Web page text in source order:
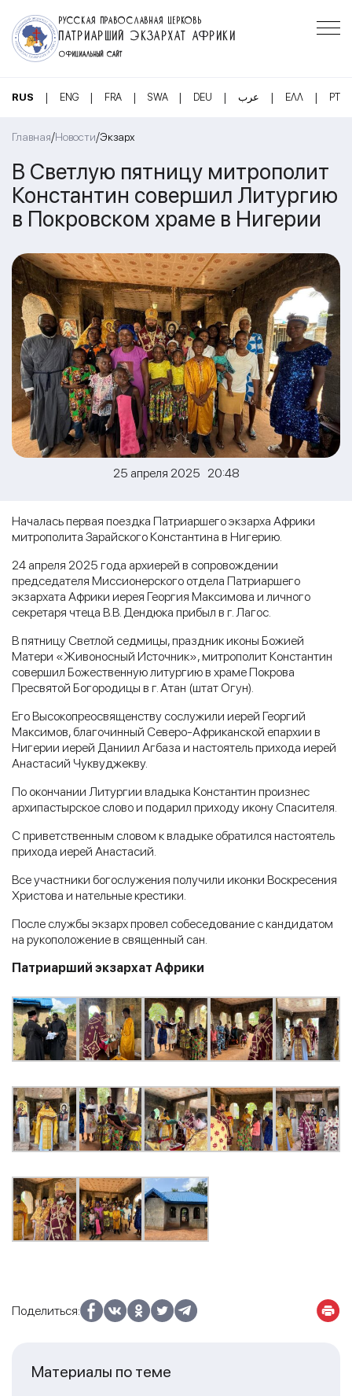
РУССКАЯ ПРАВОСЛАВНАЯ ЦЕРКОВЬ
ПАТРИАРШИЙ ЭКЗАРХАТ АФРИКИ
ОФИЦИАЛЬНЫЙ САЙТ
RUS | ENG | FRA | SWA | DEU | عرب | ΕΛΛ | PT
Главная/Новости/Экзарх
В Светлую пятницу митрополит
Константин совершил Литургию
в Покровском храме в Нигерии
25 апреля 2025 20:48
Началась первая поездка Патриаршего экзарха Африки
митрополита Зарайского Константина в Нигерию.
24 апреля 2025 года архиерей в сопровождении
председателя Миссионерского отдела Патриаршего
экзархата Африки иерея Георгия Максимова и личного
секретаря чтеца В.В. Дендюка прибыл в г. Лагос.
В пятницу Светлой седмицы, праздник иконы Божией
Матери «Живоносный Источник», митрополит Константин
совершил Божественную литургию в храме Покрова
Пресвятой Богородицы в г. Атан (штат Огун).
Его Высокопреосвященству сослужили иерей Георгий
Максимов, благочинный Северо-Африканской епархии в
Нигерии иерей Даниил Агбаза и настоятель прихода иерей
Анастасий Чуквуджекву.
По окончании Литургии владыка Константин произнес
архипастырское слово и подарил приходу икону Спасителя.
С приветственным словом к владыке обратился настоятель
прихода иерей Анастасий.
Все участники богослужения получили иконки Воскресения
Христова и нательные крестики.
После службы экзарх провел собеседование с кандидатом
на рукоположение в священный сан.
Патриарший экзархат Африки
Поделиться:
Материалы по теме